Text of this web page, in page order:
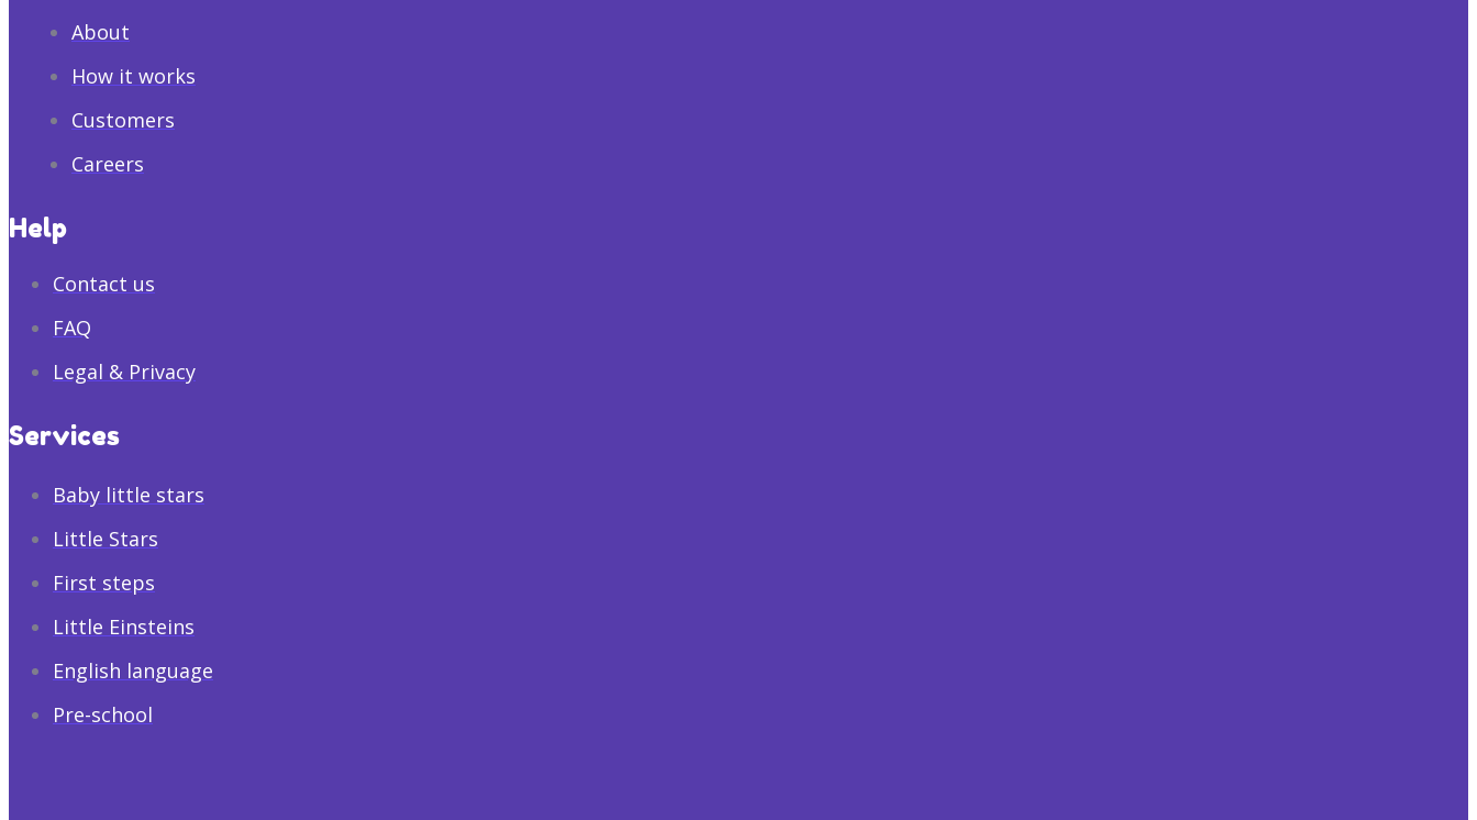
About
How it works
Customers
Careers
Help
Contact us
FAQ
Legal & Privacy
Services
Baby little stars
Little Stars
First steps
Little Einsteins
English language
Pre-school